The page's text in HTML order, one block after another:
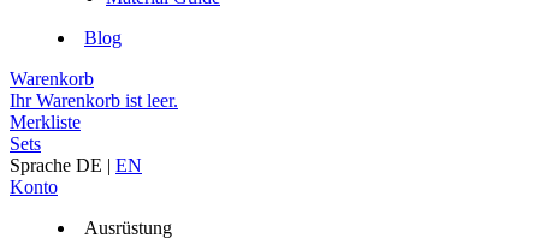
Blog
Warenkorb
Ihr Warenkorb ist leer.
Merkliste
Sets
Sprache DE | EN
Konto
Ausrüstung